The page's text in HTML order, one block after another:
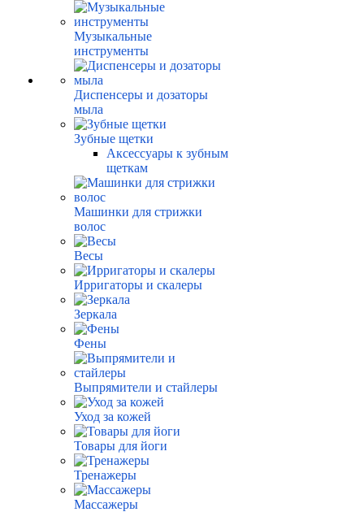
Музыкальные
инструменты
Диспенсеры и дозаторы
мыла
Зубные щетки
Аксессуары к зубным
щеткам
Машинки для стрижки
волос
Весы
Ирригаторы и скалеры
Зеркала
Фены
Выпрямители и стайлеры
Уход за кожей
Товары для йоги
Тренажеры
Массажеры